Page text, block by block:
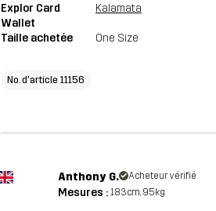
Explor Card
Wallet
Kalamata
Taille achetée One Size
No. d'article 11156
Anthony G. Acheteur vérifié
Mesures : 183cm, 95kg